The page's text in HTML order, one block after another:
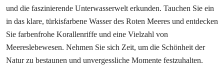
und die faszinierende Unterwasserwelt erkunden. Tauchen Sie ein
in das klare, türkisfarbene Wasser des Roten Meeres und entdecken
Sie farbenfrohe Korallenriffe und eine Vielzahl von
Meereslebewesen. Nehmen Sie sich Zeit, um die Schönheit der
Natur zu bestaunen und unvergessliche Momente festzuhalten.